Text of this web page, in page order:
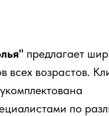
предлагает
всех возрастов.
по